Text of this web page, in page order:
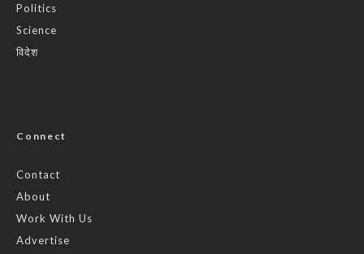
Politics
Science
विदेश
Connect
Contact
About
Work With Us
Advertise